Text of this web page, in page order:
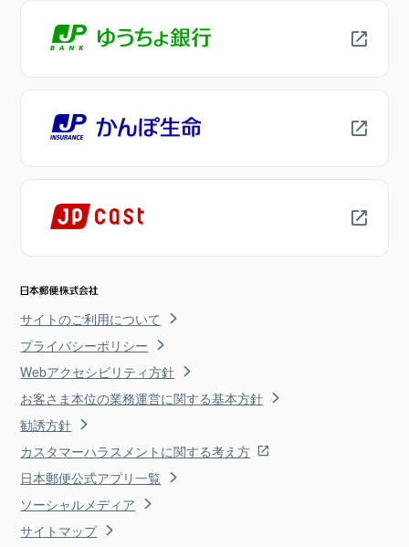
サイトのご利用について
プライバシーポリシー
Webアクセシビリティ方針
お客さま本位の業務運営に関する基本方針
勧誘方針
カスタマーハラスメントに関する考え方
日本郵便公式アプリ一覧
ソーシャルメディア
サイトマップ